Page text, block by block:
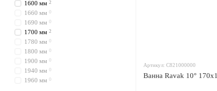
Артикул: C821000000
Ванна Ravak 10°
1600 мм 2
1660 мм 0
1690 мм 0
1700 мм 2
1780 мм 0
1800 мм 0
1900 мм 0
1940 мм 0
1960 мм 0